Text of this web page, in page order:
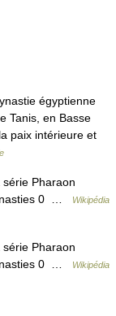
égyptienne
Tanis, en Basse
paix intérieure et
Pharaon
0 …
Wikipédia
Pharaon
0 …
Wikipédia